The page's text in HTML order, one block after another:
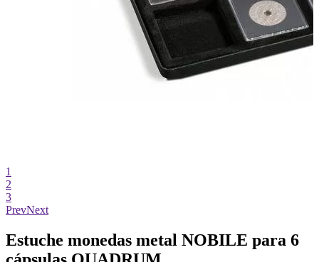
1
2
3
PrevNext
Estuche monedas metal NOBILE para 6